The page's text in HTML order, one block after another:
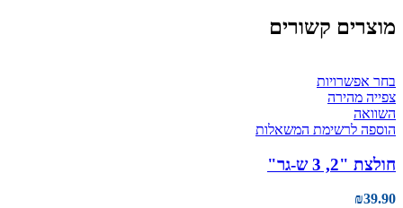
מוצרים קשורים
בחר אפשרויות
מספר
ניתן
לבחור
צפייה מהירה
השוואה
הוספה לרשימת המשאלות
חולצת "2, 3 ש-גר"
₪39.90